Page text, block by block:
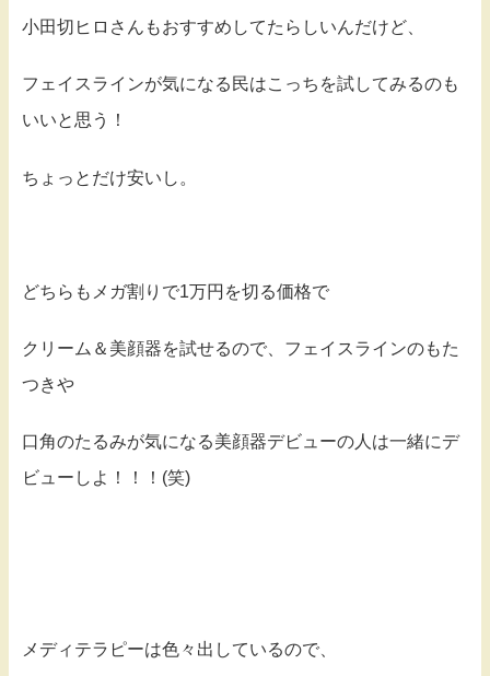
小田切ヒロさんもおすすめしてたらしいんだけど、
フェイスラインが気になる民はこっちを試してみるのも
いいと思う！
ちょっとだけ安いし。
どちらもメガ割りで1万円を切る価格で
クリーム＆美顔器を試せるので、フェイスラインのもた
つきや
口角のたるみが気になる美顔器デビューの人は一緒にデ
ビューしよ！！！(笑)
メディテラピーは色々出しているので、